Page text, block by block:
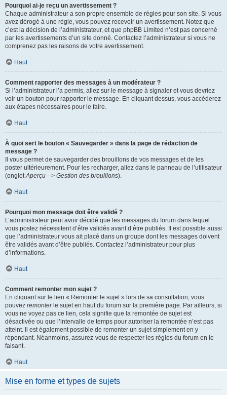
Pourquoi ai-je reçu un avertissement ?
Chaque administrateur a son propre ensemble de règles pour son site. Si vous
avez dérogé à une règle, vous pouvez recevoir un avertissement. Notez que
c’est la décision de l’administrateur, et que phpBB Limited n’est pas concerné
par les avertissements d’un site donné. Contactez l’administrateur si vous ne
comprenez pas les raisons de votre avertissement.
Haut
Comment rapporter des messages à un modérateur ?
Si l’administrateur l’a permis, allez sur le message à signaler et vous devriez
voir un bouton pour rapporter le message. En cliquant dessus, vous accéderez
aux étapes nécessaires pour le faire.
Haut
À quoi sert le bouton « Sauvegarder » dans la page de rédaction de
message ?
Il vous permet de sauvegarder des brouillons de vos messages et de les
poster ultérieurement. Pour les recharger, allez dans le panneau de l’utilisateur
(ongletAperçu --> Gestion des brouillons).
Haut
Pourquoi mon message doit être validé ?
L’administrateur peut avoir décidé que les messages du forum dans lequel
vous postez nécessitent d’être validés avant d’être publiés. Il est possible aussi
que l’administrateur vous ait placé dans un groupe dont les messages doivent
être validés avant d’être publiés. Contactez l’administrateur pour plus
d’informations.
Haut
Comment remonter mon sujet ?
En cliquant sur le lien « Remonter le sujet » lors de sa consultation, vous
pouvez remonterle sujet en haut du forum sur la première page. Par ailleurs, si
vous ne voyez pas ce lien, cela signifie que la remontée de sujet est
désactivée ou que l’intervalle de temps pour autoriser la remontée n’est pas
atteint. Il est également possible de remonter un sujet simplement en y
répondant. Néanmoins, assurez-vous de respecter les règles du forum en le
faisant.
Haut
Mise en forme et types de sujets